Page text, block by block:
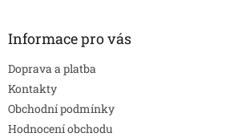
Informace pro vás
Doprava a platba
Kontakty
Obchodní podmínky
Hodnocení obchodu